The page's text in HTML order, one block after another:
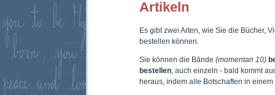
Artikeln
Es gibt zwei Arten, wie Sie die Bücher,
bestellen können.
Sie können die Bände (momentan 10)
bestellen , auch einzeln - bald kommt
heraus, indem alle Botschaften in